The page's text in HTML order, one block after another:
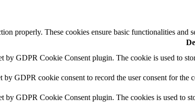
properly. These cookies ensure basic functionalities and
by GDPR Cookie Consent plugin. The cookie is used to
by GDPR cookie consent to record the user consent for the
by GDPR Cookie Consent plugin. The cookies is used to